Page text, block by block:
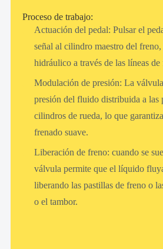
Proceso de trabajo:
Actuación del pedal: Pulsar el
señal al cilindro maestro del
hidráulico a través de las líneas de
Modulación de presión: La
presión del fluido distribuida a las
cilindros de rueda, lo que
frenado suave.
Liberación de freno: cuando se
válvula permite que el líquido
liberando las pastillas de freno o
o el tambor.